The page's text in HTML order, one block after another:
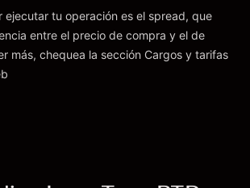
Cargos
ejecutar tu operación es el spread, que
entre el precio de compra y el de
más, chequea la sección Cargos y tarifas